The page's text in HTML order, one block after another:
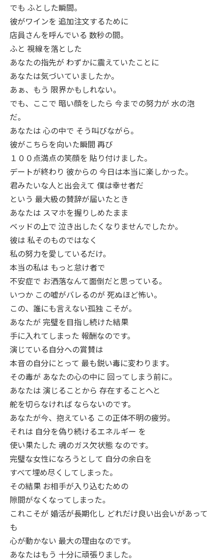
でも ふとした瞬間。
彼がワインを 追加注文するために
店員さんを呼んでいる 数秒の間。
ふと 視線を落とした
あなたの指先が わずかに震えていたことに
あなたは気づいていましたか。
あぁ、もう 限界かもしれない。
でも、ここで 暗い顔をしたら 今までの努力が 水の泡
だ。
あなたは 心の中で そう叫びながら。
彼がこちらを向いた瞬間 再び
１００点満点の笑顔を 貼り付けました。
デートが終わり 彼からの 今日は本当に楽しかった。
君みたいな人と出会えて 僕は幸せ者だ
という 最大級の賛辞が届いたとき
あなたは スマホを握りしめたまま
ベッドの上で 泣き出したくなりませんでしたか。
彼は 私そのものではなく
私の努力を愛しているだけ。
本当の私は もっと怠け者で
不安症で お洒落なんて面倒だと思っている。
いつか この嘘がバレるのが 死ぬほど怖い。
この、誰にも言えない孤独 こそが。
あなたが 完璧を目指し続けた結果
手に入れてしまった 報酬なのです。
演じている自分への賞賛は
本音の自分にとって 最も鋭い毒に変わります。
その毒が あなたの心の中に 回ってしまう前に。
あなたは 演じることから 存在することへと
舵を切らなければ ならないのです。
あなたが今、抱えている この正体不明の疲労。
それは 自分を偽り続けるエネルギー を
使い果たした 魂のガス欠状態 なのです。
完璧な女性になろうとして 自分の余白を
すべて埋め尽くしてしまった。
その結果 お相手が入り込むための
隙間がなくなってしまった。
これこそが 婚活が長期化し どれだけ良い出会いがあって
も
心が動かない 最大の理由なのです。
あなたはもう 十分に頑張りました。